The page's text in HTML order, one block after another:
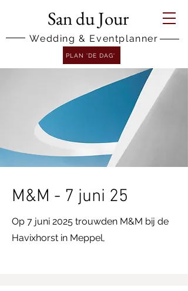
San du Jour
Wedding & Eventplanner
PLAN 'DE DAG'
M&M - 7 juni 25
Op 7 juni 2025 trouwden M&M bij de
Havixhorst in Meppel,